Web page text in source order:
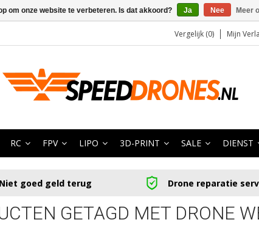
Vergelijk (0) Mijn
RC FPV LIPO 3D-PRINT SALE DIENST
Niet goed geld terug Drone reparatie
GETAGD MET DRONE
om onze website te verbeteren. Is dat akkoord? Ja Nee Meer